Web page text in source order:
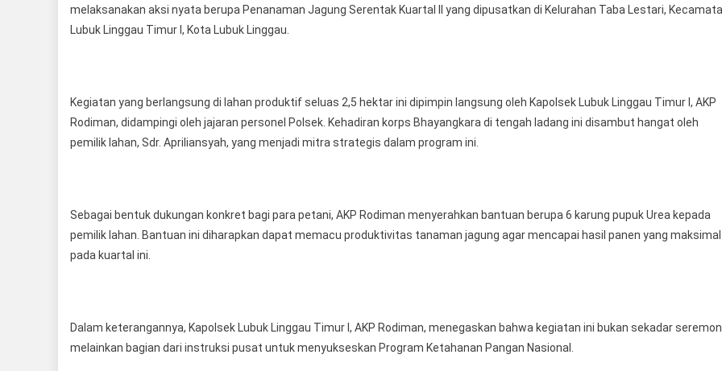
Jagung
Rantai
Pangan
Nasional,
Polres
Lubuklinggau
melaksanakan aksi nyata berupa Penanaman Jagung Serentak Kuartal II yang dipusatkan di Kelurahan Taba Lestari,
Lubuk Linggau Timur I, Kota Lubuk Linggau.
Kegiatan yang berlangsung di lahan produktif seluas 2,5 hektar ini dipimpin langsung oleh Kapolsek Lubuk Linggau Timur I, AKP
Rodiman, didampingi oleh jajaran personel Polsek. Kehadiran korps Bhayangkara di tengah ladang ini disambut hangat oleh
pemilik lahan, Sdr. Apriliansyah, yang menjadi mitra strategis dalam program ini.
Sebagai bentuk dukungan konkret bagi para petani, AKP Rodiman menyerahkan bantuan berupa 6 karung pupuk Urea kepada
pemilik lahan. Bantuan ini diharapkan dapat memacu produktivitas tanaman jagung agar mencapai hasil panen yang maksimal
pada kuartal ini.
Dalam keterangannya, Kapolsek Lubuk Linggau Timur I, AKP Rodiman, menegaskan bahwa kegiatan ini bukan sekadar
melainkan bagian dari instruksi pusat untuk menyukseskan Program Ketahanan Pangan Nasional.